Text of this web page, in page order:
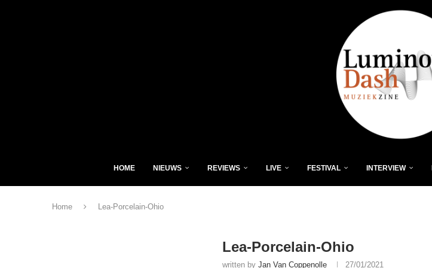
HOME NIEUWS REVIEWS LIVE FESTIVAL INTERVIEW
Home Lea-Porcelain-Ohio
Lea-Porcelain-Ohio
written by Jan Van Coppenolle 27/01/2021